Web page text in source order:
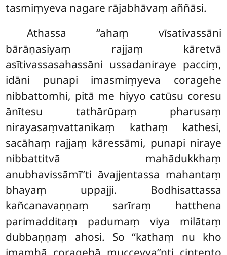
tasmiṃyeva nagare rājabhāvaṃ aññāsi.
Athassa ‘‘ahaṃ vīsativassāni
bārāṇasiyaṃ rajjaṃ kāretvā
asītivassasahassāni ussadaniraye pacciṃ,
idāni punapi imasmiṃyeva coragehe
nibbattomhi, pitā me hiyyo catūsu coresu
ānītesu tathārūpaṃ pharusaṃ
nirayasaṃvattanikaṃ kathaṃ kathesi,
sacāhaṃ rajjaṃ kāressāmi, punapi niraye
nibbattitvā mahādukkhaṃ
anubhavissāmī’’ti āvajjentassa mahantaṃ
bhayaṃ uppajji. Bodhisattassa
kañcanavaṇṇaṃ sarīraṃ hatthena
parimadditaṃ padumaṃ viya milātaṃ
dubbaṇṇaṃ ahosi. So ‘‘kathaṃ nu kho